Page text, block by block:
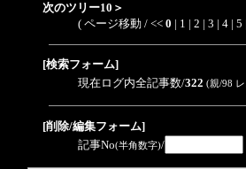
次のツリー10＞
( ページ移動 / << 0 | 1 | 2 | 3 | 4 | 5
[検索フォーム]
現在ログ内全記事数/322 (親/98
[削除/編集フォーム]
記事No(半角数字)/